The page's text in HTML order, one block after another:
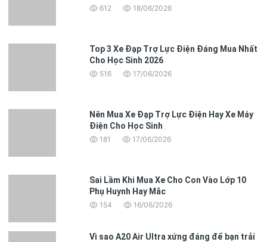
612 18/06/2026
Top 3 Xe Đạp Trợ Lực Điện Đáng Mua Nhất
Cho Học Sinh 2026
516 17/06/2026
Nên Mua Xe Đạp Trợ Lực Điện Hay Xe Máy
Điện Cho Học Sinh
181 17/06/2026
Sai Lầm Khi Mua Xe Cho Con Vào Lớp 10
Phụ Huynh Hay Mắc
154 16/06/2026
Vì sao A20 Air Ultra xứng đáng để bạn trải